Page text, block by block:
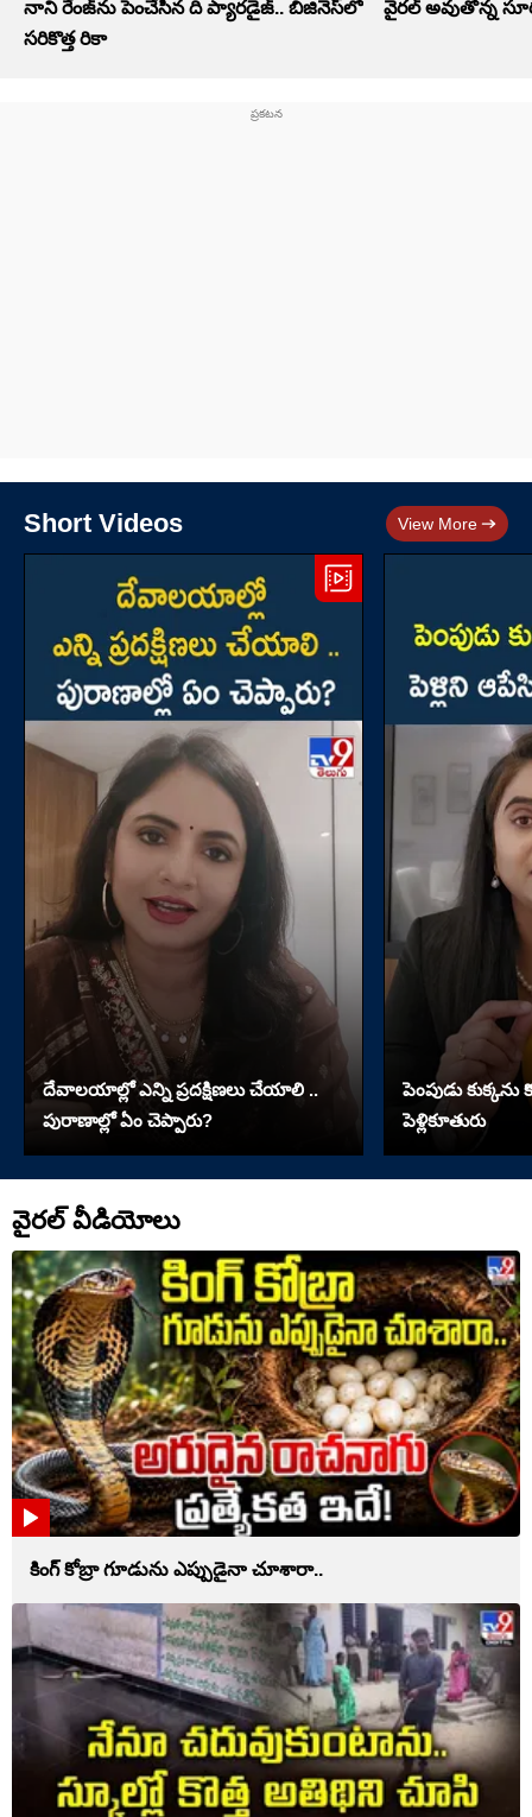
నాని రేంజ్‌ను పెంచేసిన ది ప్యారడైజ్.. బిజినెస్‌లో
సరికొత్త రికా
వైరల్ అవుతోన్న
Short Videos View More
దేవాలయాల్లో ఎన్ని ప్రదక్షిణలు చేయాలి ..
పురాణాల్లో ఏం చెప్పారు?
పెంపుడు
పెళ్లికూతురు
వైరల్ వీడియోలు
కింగ్ కోబ్రా గూడును ఎప్పుడైనా చూశారా..